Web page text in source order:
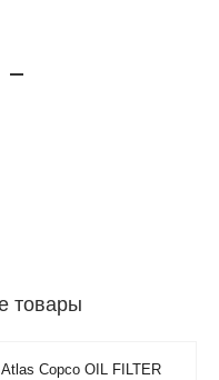
товары
Copco OIL FILTER